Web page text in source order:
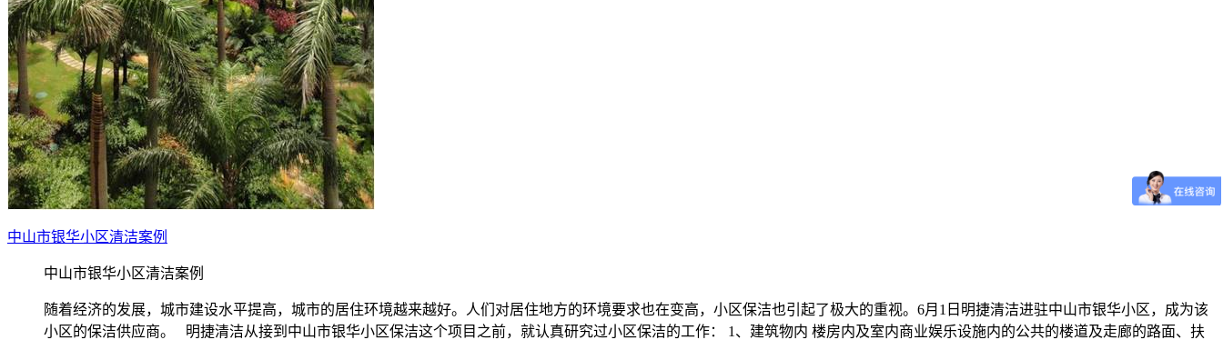
中山市银华小区清洁案例
中山市银华小区清洁案例
随着经济的发展，城市建设水平提高，城市的居住环境越来越好。人们对居住地方的环境要求也在变高，小区保洁也引起了极大的重视。6月1日明捷清洁进驻中山市银华小区，成为该
小区的保洁供应商。 明捷清洁从接到中山市银华小区保洁这个项目之前，就认真研究过小区保洁的工作： 1、建筑物内 楼房内及室内商业娱乐设施内的公共的楼道及走廊的路面、扶